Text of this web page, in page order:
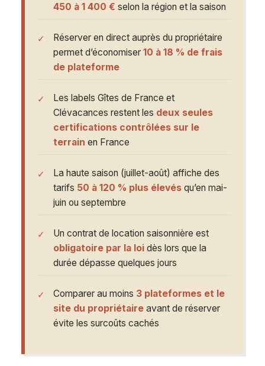
450 à 1 400 € selon la région et la saison
Réserver en direct auprès du propriétaire
permet d’économiser 10 à 18 % de frais
de plateforme
Les labels Gîtes de France et
Clévacances restent les deux seules
certifications contrôlées sur le
terrain en France
La haute saison (juillet-août) affiche des
tarifs 50 à 120 % plus élevés qu’en mai-
juin ou septembre
Un contrat de location saisonnière est
obligatoire par la loi dès lors que la
durée dépasse quelques jours
Comparer au moins 3 plateformes et le
site du propriétaire avant de réserver
évite les surcoûts cachés